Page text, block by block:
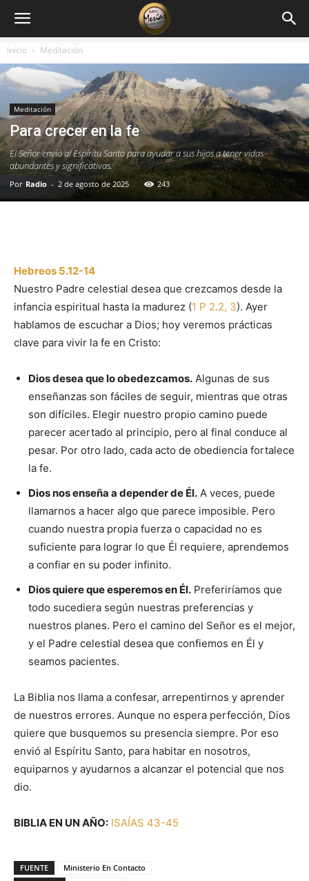
Inicio Meditación
Meditación
Para crecer en la fe
El Señor envió al Espíritu Santo para ayudar a sus hijos a tener vidas
abundantes y significativas.
Por Radio - 2 de agosto de 2025 243
Hebreos 5.12-14
Nuestro Padre celestial desea que crezcamos desde la
infancia espiritual hasta la madurez (1 P 2.2, 3). Ayer
hablamos de escuchar a Dios; hoy veremos prácticas
clave para vivir la fe en Cristo:
Dios desea que lo obedezcamos. Algunas de sus
enseñanzas son fáciles de seguir, mientras que otras
son difíciles. Elegir nuestro propio camino puede
parecer acertado al principio, pero al final conduce al
pesar. Por otro lado, cada acto de obediencia fortalece
la fe.
Dios nos enseña a depender de Él. A veces, puede
llamarnos a hacer algo que parece imposible. Pero
cuando nuestra propia fuerza o capacidad no es
suficiente para lograr lo que Él requiere, aprendemos
a confiar en su poder infinito.
Dios quiere que esperemos en Él. Preferiríamos que
todo sucediera según nuestras preferencias y
nuestros planes. Pero el camino del Señor es el mejor,
y el Padre celestial desea que confiemos en Él y
seamos pacientes.
La Biblia nos llama a confesar, arrepentirnos y aprender
de nuestros errores. Aunque no espera perfección, Dios
quiere que busquemos su presencia siempre. Por eso
envió al Espíritu Santo, para habitar en nosotros,
equiparnos y ayudarnos a alcanzar el potencial que nos
dio.
BIBLIA EN UN AÑO: ISAÍAS 43-45
FUENTE
Ministerio En Contacto